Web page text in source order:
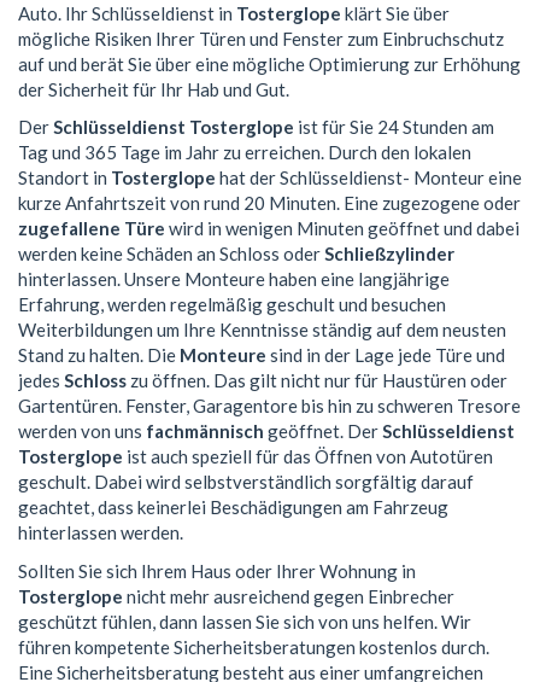
Auto. Ihr Schlüsseldienst in Tosterglope klärt Sie über
mögliche Risiken Ihrer Türen und Fenster zum Einbruchschutz
auf und berät Sie über eine mögliche Optimierung zur Erhöhung
der Sicherheit für Ihr Hab und Gut.
DerSchlüsseldienst Tosterglope ist für Sie 24 Stunden am
Tag und 365 Tage im Jahr zu erreichen. Durch den lokalen
Standort in Tosterglope hat der Schlüsseldienst- Monteur eine
kurze Anfahrtszeit von rund 20 Minuten. Eine zugezogene oder
zugefallene Türe wird in wenigen Minuten geöffnet und dabei
werden keine Schäden an Schloss oderSchließzylinder
hinterlassen. Unsere Monteure haben eine langjährige
Erfahrung, werden regelmäßig geschult und besuchen
Weiterbildungen um Ihre Kenntnisse ständig auf dem neusten
Stand zu halten. Die Monteure sind in der Lage jede Türe und
jedes Schloss zu öffnen. Das gilt nicht nur für Haustüren oder
Gartentüren. Fenster, Garagentore bis hin zu schweren Tresore
werden von uns fachmännisch geöffnet. DerSchlüsseldienst
Tosterglope ist auch speziell für das Öffnen von Autotüren
geschult. Dabei wird selbstverständlich sorgfältig darauf
geachtet, dass keinerlei Beschädigungen am Fahrzeug
hinterlassen werden.
Sollten Sie sich Ihrem Haus oder Ihrer Wohnung in
Tosterglope nicht mehr ausreichend gegen Einbrecher
geschützt fühlen, dann lassen Sie sich von uns helfen. Wir
führen kompetente Sicherheitsberatungen kostenlos durch.
Eine Sicherheitsberatung besteht aus einer umfangreichen